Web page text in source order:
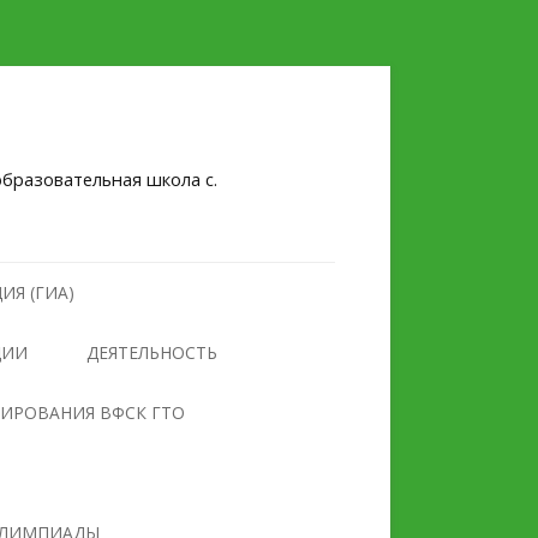
школа с.
(ГИА)
ДЕЯТЕЛЬНОСТЬ
НУЛЕВОЙ ТРАВМАТИЗМ
ВФСК ГТО